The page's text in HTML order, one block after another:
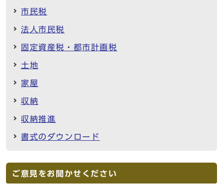
市民税
法人市民税
固定資産税・都市計画税
土地
家屋
収納
収納推進
書式のダウンロード
ご意見をお聞かせください